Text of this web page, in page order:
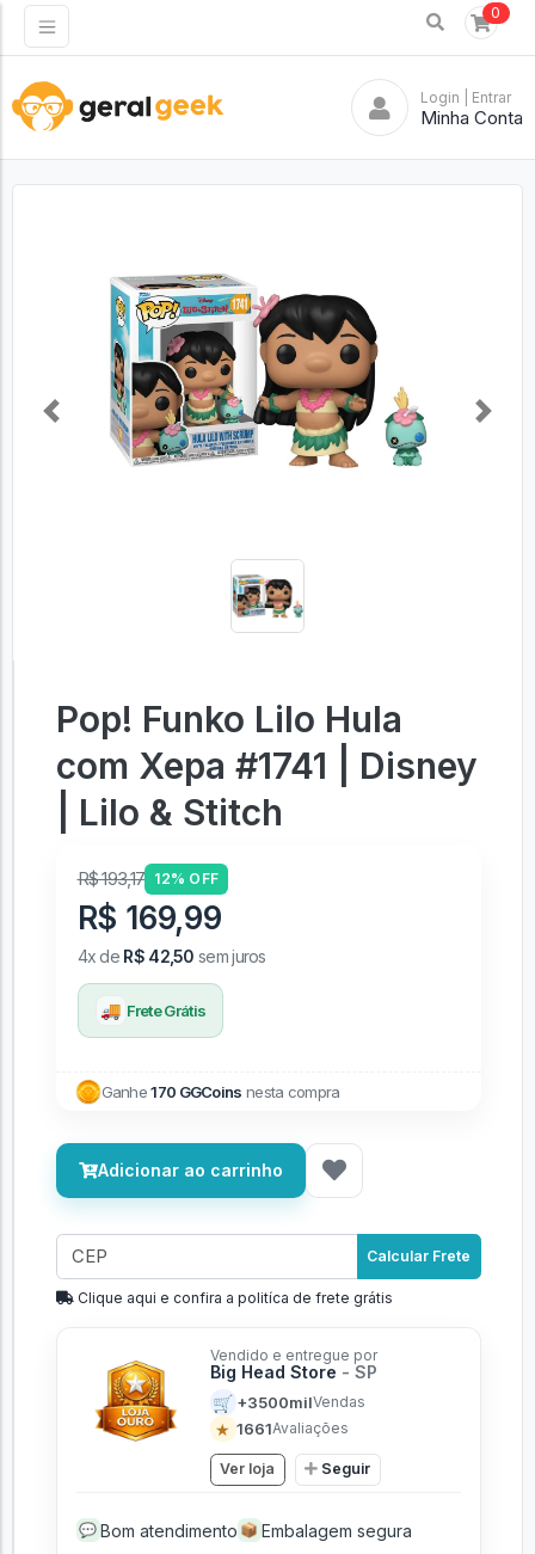
0
Login | Entrar
Minha Conta
Previous Next
Pop! Funko Lilo Hula
com Xepa #1741 | Disney
| Lilo & Stitch
R$ 193,17 12% OFF
R$ 169,99
4x de R$ 42,50 sem juros
🚚 Frete Grátis
Ganhe170 GGCoins nesta compra
Adicionar ao carrinho
Calcular Frete
Clique aqui e confira a politíca de frete grátis
Vendido e entregue por
Big Head Store - SP
🛒 +3500milVendas
★ 1661Avaliações
Ver loja Seguir
💬 Bom atendimento 📦 Embalagem segura